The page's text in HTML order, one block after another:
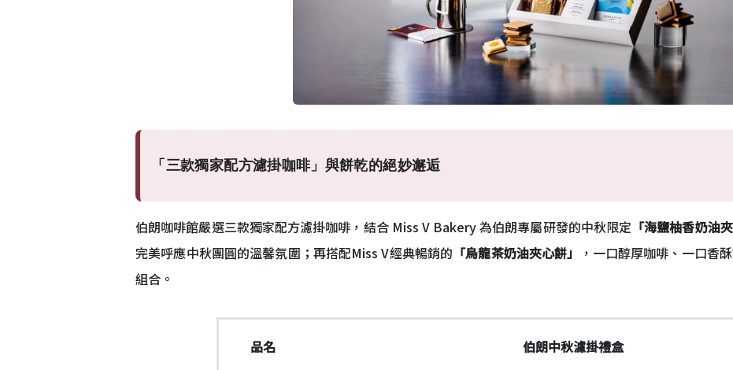
「三款獨家配方濾掛咖啡」與餅乾的絕妙邂逅
伯朗咖啡館嚴選三款獨家配方濾掛咖啡，結合 Miss V Bakery 為伯朗專屬研發的中秋限定 「海鹽柚香奶油
完美呼應中秋團圓的溫馨氛圍；再搭配Miss V經典暢銷的 「烏龍茶奶油夾心餅」
，一口醇厚咖啡、一口香
組合。
品名 伯朗中秋濾掛禮盒